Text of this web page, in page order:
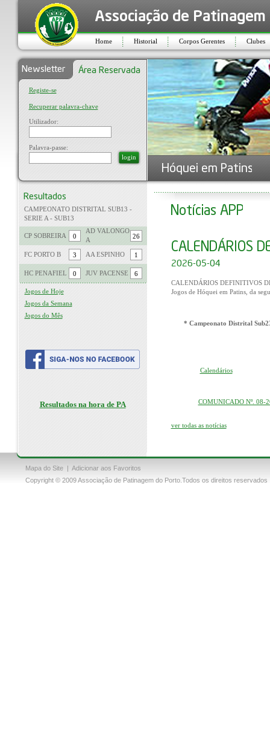
Home Historial Corpos Gerentes Clubes
Registe-se
Recuperar palavra-chave
Utilizador:
Palavra-passe:
login
CAMPEONATO DISTRITAL SUB13 -
SERIE A - SUB13
CP SOBREIRA
AD VALONGO
A
FC PORTO B
AA ESPINHO
HC PENAFIEL JUV PACENSE
Jogos de Hoje
Jogos da Semana
Jogos do Mês
Resultados na hora de PA
CALENDÁRIOS DEFINITIVOS
Jogos de Hóquei em Patins, da
* Campeonato Distrital
Calendários
COMUNICADO Nº. 08-
ver todas as notícias
Mapa do Site | Adicionar aos Favoritos
Copyright © 2009 Associação de Patinagem do Porto.Todos os direitos reservados